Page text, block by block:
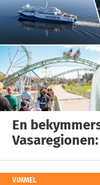
En
VIMMEL